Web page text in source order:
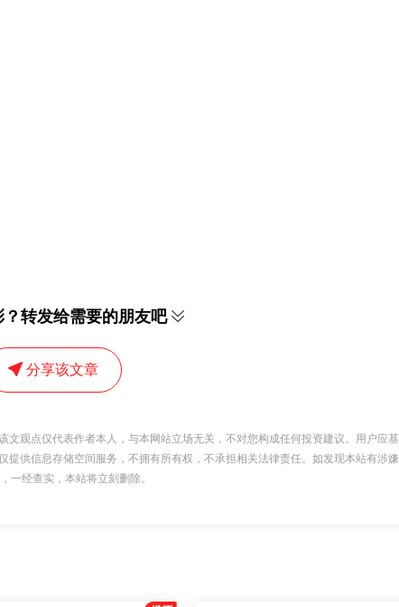
转发给需要的朋友吧
分享该文章
观点仅代表作者本人，与本网站立场无关，不对您构成任何投资建议。用户应基
供信息存储空间服务，不拥有所有权，不承担相关法律责任。如发现本站有涉嫌
一经查实，本站将立刻删除。